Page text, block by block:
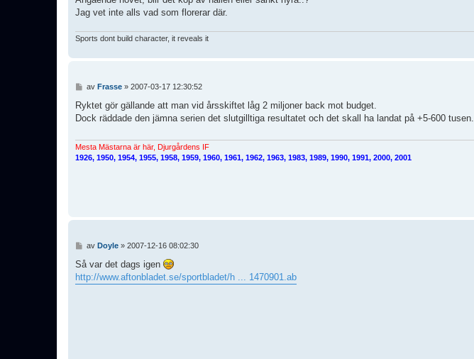
Jag vet inte alls vad som florerar där.
Sports dont build character, it reveals it
l
ä
g
av Frasse» 2007-03-17 12:30:52
Ryktet gör gällande att man vid årsskiftet låg 2 miljoner back mot budget.
Dock räddade den jämna serien det slutgilltiga resultatet och det skall ha landat på +5-600 tusen.
Mesta Mästarna är här, Djurgårdens IF
1926, 1950, 1954, 1955, 1958, 1959, 1960, 1961, 1962, 1963, 1983, 1989, 1990, 1991, 2000, 2001
l
ä
g
av Doyle» 2007-12-16 08:02:30
Så var det dags igen
http://www.aftonbladet.se/sportbladet/h ... 1470901.ab